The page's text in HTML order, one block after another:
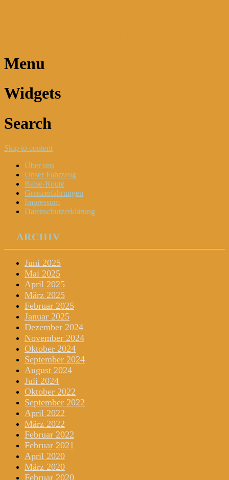
Menu
Widgets
Search
Skip to content
Über uns
Unser Fahrzeug
Reise-Route
Grenzerfahrungen
Impressum
Datenschutzerklärung
ARCHIV
Juni 2025
Mai 2025
April 2025
März 2025
Februar 2025
Januar 2025
Dezember 2024
November 2024
Oktober 2024
September 2024
August 2024
Juli 2024
Oktober 2022
September 2022
April 2022
März 2022
Februar 2022
Februar 2021
April 2020
März 2020
Februar 2020